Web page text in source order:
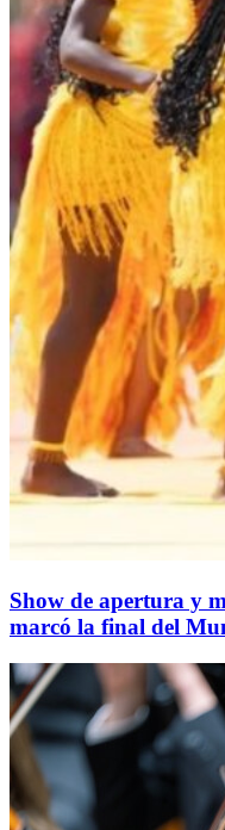
Show de apertura y
marcó la final del